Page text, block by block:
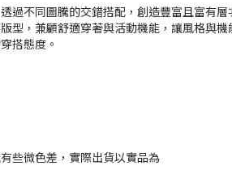
過不同圖騰的交錯搭配，創造豐富且富有層
型，兼顧舒適穿著與活動機能，讓風格與機
搭態度。
些微色差，實際出貨以實品為